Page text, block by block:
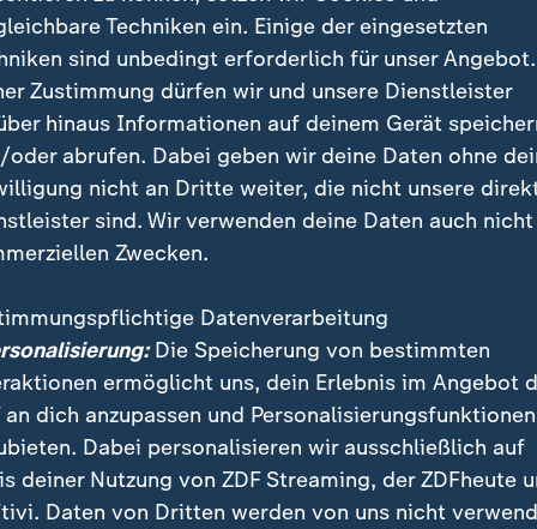
Textilfabrik, ein Krankenhaus voller dunkler
der Wüste: Diese drei verlassenen Orte erzählen vom
Techniken ein. Einige der eingesetzten
sind unbedingt erforderlich für unser
Zustimmung dürfen wir und unsere Dienstleister
hinaus Informationen auf deinem Gerät
oder abrufen. Dabei geben wir deine Daten ohne
nicht an Dritte weiter, die nicht unsere
sind. Wir verwenden deine Daten auch nicht
Zwecken.
Datenverarbeitung
Die Speicherung von bestimmten
ermöglicht uns, dein Erlebnis im Angebot
an dich anzupassen und Personalisierungsfunktionen
Dabei personalisieren wir ausschließlich auf
deiner Nutzung von ZDF Streaming, der ZDFheute
Daten von Dritten werden von uns nicht